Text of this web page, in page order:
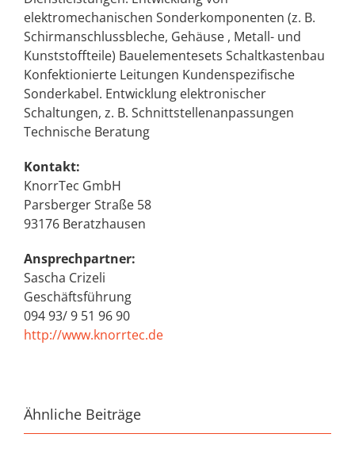
elektromechanischen Sonderkomponenten (z. B.
Schirmanschlussbleche, Gehäuse , Metall- und
Kunststoffteile) Bauelementesets Schaltkastenbau
Konfektionierte Leitungen Kundenspezifische
Sonderkabel. Entwicklung elektronischer
Schaltungen, z. B. Schnittstellenanpassungen
Technische Beratung
Kontakt:
KnorrTec GmbH
Parsberger Straße 58
93176 Beratzhausen
Ansprechpartner:
Sascha Crizeli
Geschäftsführung
094 93/ 9 51 96 90
http://www.knorrtec.de
Ähnliche Beiträge